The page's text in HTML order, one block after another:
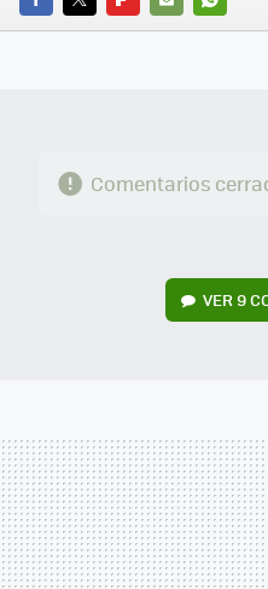
FACEBOOK
TWITTERFLIPBOARD
E-
Comentarios
VER9